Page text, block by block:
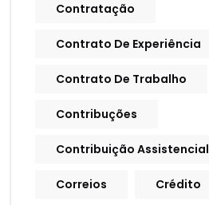
Contratação
Contrato De Experiência
Contrato De Trabalho
Contribuções
Contribuição Assistencial
Correios Crédito